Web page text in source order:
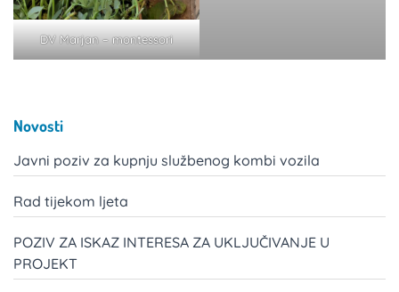
DV Marjan – montessori
Novosti
Javni poziv za kupnju službenog kombi vozila
Rad tijekom ljeta
POZIV ZA ISKAZ INTERESA ZA UKLJUČIVANJE U
PROJEKT